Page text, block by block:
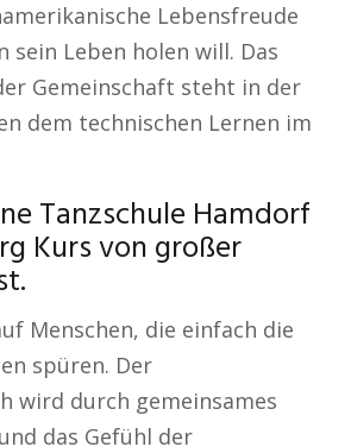
Lebensfreude
sein Leben holen will. Das
Gemeinschaft steht in der
dem technischen Lernen im
Tanzschule Hamdorf
Kurs von großer
Menschen, die einfach die
spüren. Der
wird durch gemeinsames
das Gefühl der